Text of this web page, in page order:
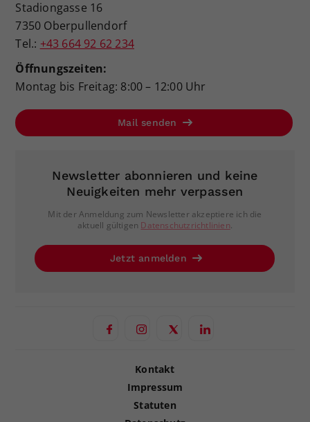
Stadiongasse 16
7350 Oberpullendorf
Tel.: +43 664 92 62 234
Öffnungszeiten:
Montag bis Freitag: 8:00 – 12:00 Uhr
Mail senden
Newsletter abonnieren und keine
Neuigkeiten mehr verpassen
Mit der Anmeldung zum Newsletter akzeptiere ich die
aktuell gültigen Datenschutzrichtlinien.
Jetzt anmelden
Kontakt
Impressum
Statuten